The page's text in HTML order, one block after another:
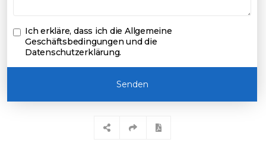
Ich erkläre, dass ich dieAllgemeine
Geschäftsbedingungen und die
Datenschutzerklärung.
Senden